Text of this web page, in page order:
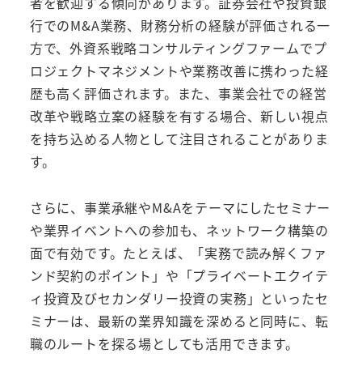
行でのM&A業務、財務分析の経験が評価される一
方で、外資系戦略コンサルティングファームでプ
ロジェクトマネジメントや業務改善に携わった経
歴も高く評価されます。また、事業会社での経営
改革や戦略立案の経験を有する場合、新しい視点
を持ち込める人物として注目されることがありま
す。
さらに、事業承継やM&Aをテーマにしたセミナー
や業界イベントへの参加も、ネットワーク構築の
面で有効です。たとえば、「実務で読み解くファ
ンド契約のポイント」や「プライベートエクイテ
ィ投資及びセカンダリー投資の実務」といったセ
ミナーは、最新の業界知識を深めると同時に、転
職のルートを探る場としても活用できます。